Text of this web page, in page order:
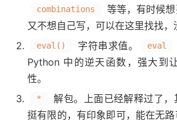
combinations
等等，有时候
又不想自己写，可以在这里找找，
eval() 字符串求值。 eval
Python 中的逆天函数，强大到
性。
*
解包。上面已经解释过了
挺有限的，有印象即可，能在无